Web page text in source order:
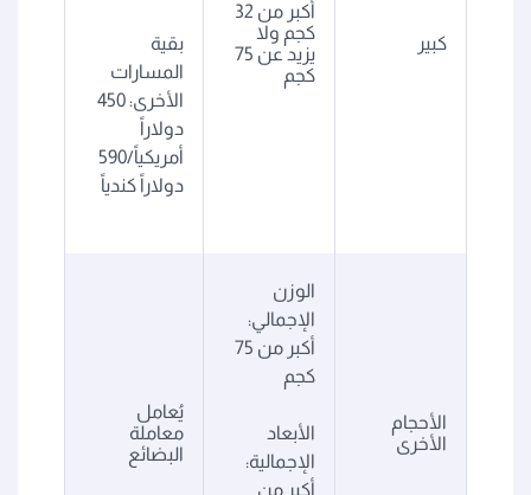
كبير
أكبر من 32
كجم ولا
يزيد عن 75
كجم
بقية
المسارات
الأخرى: 450
دولاراً
أمريكياً/590
دولاراً كندياً
الأحجام
الأخرى
الوزن
الإجمالي:
أكبر من 75
كجم
الأبعاد
الإجمالية:
أكبر من
يُعامل
معاملة
البضائع